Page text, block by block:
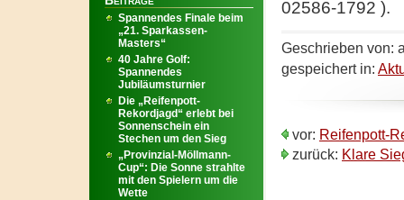
02586-1792 ).
Geschrieben von:
gespeichert in:
vor: Reifenpott-
zurück: Klare
Spannendes Finale beim
„21. Sparkassen-
Masters“
40 Jahre Golf:
Spannendes
Jubiläumsturnier
Die „Reifenpott-
Rekordjagd“ erlebt bei
Sonnenschein ein
Stechen um den Sieg
„Provinzial-Möllmann-
Cup“: Die Sonne strahlte
mit den Spielern um die
Wette